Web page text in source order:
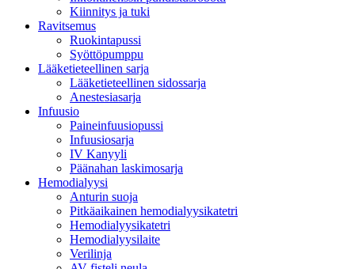
Kiinnitys ja tuki
Ravitsemus
Ruokintapussi
Syöttöpumppu
Lääketieteellinen sarja
Lääketieteellinen sidossarja
Anestesiasarja
Infuusio
Paineinfuusiopussi
Infuusiosarja
IV Kanyyli
Päänahan laskimosarja
Hemodialyysi
Anturin suoja
Pitkäaikainen hemodialyysikatetri
Hemodialyysikatetri
Hemodialyysilaite
Verilinja